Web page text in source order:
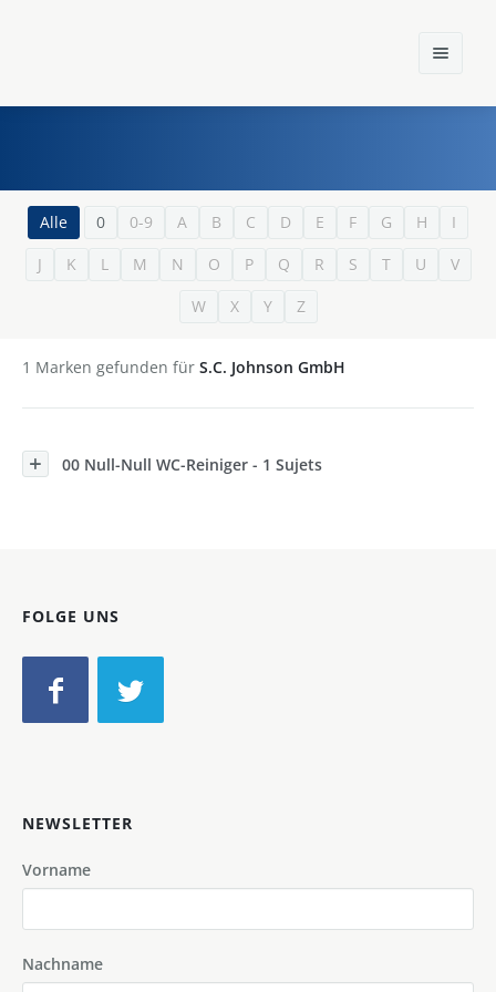
Home
Einst und Heute
Konzerne
Epoche
Alle 0 0-9 A B C D E F G H
I
J
K L M N O P Q R S T U
V
W
X Y Z
1 Marken gefunden für S.C. Johnson GmbH
00 Null-Null WC-Reiniger - 1 Sujets
FOLGE UNS
NEWSLETTER
Vorname
Nachname